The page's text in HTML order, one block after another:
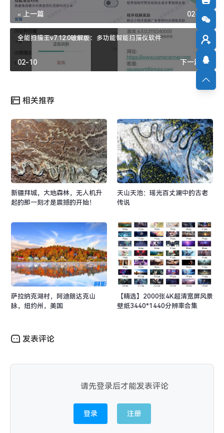
« 上一篇 02-11
全能扫描王v7.12.0破解版：多功能智能扫描仪软件
下一篇 »
02-10
相关推荐
新疆拜城，大地森林，无人机升
起的那一刻才是震撼的开始！
天山天池：瑶光百丈澜中的古老
传说
萨拉纳克湖村，阿迪朗达克山
脉，纽约州，美国
【精选】2000张4K超清宽屏风景
壁纸3440*1440分辨率合集
发表评论
请先登录后才能发表评论
登录 注册